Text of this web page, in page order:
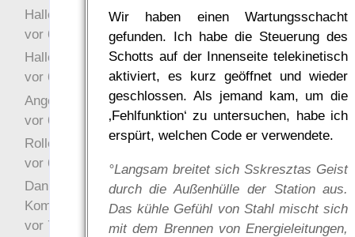
Wir haben einen Wartungsschacht
gefunden. Ich habe die Steuerung des
Schotts auf der Innenseite telekinetisch
aktiviert, es kurz geöffnet und wieder
geschlossen. Als jemand kam, um die
‚Fehlfunktion‘ zu untersuchen, habe ich
erspürt, welchen Code er verwendete.
°Langsam breitet sich Sskresztas Geist
durch die Außenhülle der Station aus.
Das kühle Gefühl von Stahl mischt sich
mit dem Brennen von Energieleitungen,
Hallo Ochrasylion
vor 6 Jahre 10 Wochen
Hallo Drak
vor 6 Jahre 10 Wochen
Angefragt
vor 6 Jahre 10 Wochen
Rollenspielrunde
vor 6 Jahre 10 Wochen
Danke für Deinen
Kommentar!
vor 7 Jahre 22 Wochen